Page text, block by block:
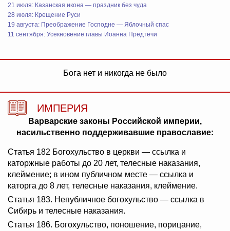
21 июля: Казанская икона — праздник без чуда
28 июля: Крещение Руси
19 августа: Преображение Господне — Яблочный спас
11 сентября: Усекновение главы Иоанна Предтечи
Бога нет и никогда не было
ИМПЕРИЯ
Варварские законы Российской империи,
насильственно поддерживавшие православие:
Статья 182 Богохульство в церкви — ссылка и
каторжные работы до 20 лет, телесные наказания,
клеймение; в ином публичном месте — ссылка и
каторга до 8 лет, телесные наказания, клеймение.
Статья 183. Непубличное богохульство — ссылка в
Сибирь и телесные наказания.
Статья 186. Богохульство, поношение, порицание,